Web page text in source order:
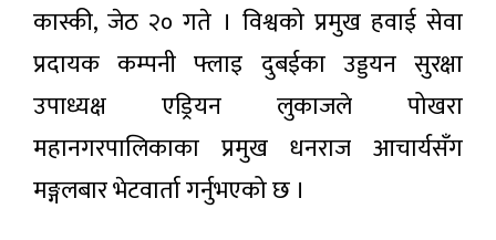
प्रतिनिधिसभा
बैठक सुरु
(प्रत्यक्ष
प्रसारण)
करदाता
प्रोत्साहन
उपहार
कार्यक्रमको
७ घण्टा अगाडी
कास्की, जेठ २० गते । विश्वको प्रमुख हवाई सेवा
प्रदायक कम्पनी फ्लाइ दुबईका उड्डयन सुरक्षा
उपाध्यक्ष एड्रियन लुकाजले पोखरा
महानगरपालिकाका प्रमुख धनराज आचार्यसँग
मङ्गलबार भेटवार्ता गर्नुभएको छ ।